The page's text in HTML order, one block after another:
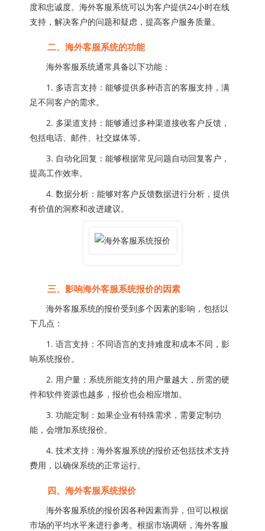
度和忠诚度。海外客服系统可以为客户提供24小时在线
支持，解决客户的问题和疑虑，提高客户服务质量。
二、海外客服系统的功能
海外客服系统通常具备以下功能：
1. 多语言支持：能够提供多种语言的客服支持，满
足不同客户的需求。
2. 多渠道支持：能够通过多种渠道接收客户反馈，
包括电话、邮件、社交媒体等。
3. 自动化回复：能够根据常见问题自动回复客户，
提高工作效率。
4. 数据分析：能够对客户反馈数据进行分析，提供
有价值的洞察和改进建议。
三、影响海外客服系统报价的因素
海外客服系统的报价受到多个因素的影响，包括以
下几点：
1. 语言支持：不同语言的支持难度和成本不同，影
响系统报价。
2. 用户量：系统所能支持的用户量越大，所需的硬
件和软件资源也越多，报价也会相应增加。
3. 功能定制：如果企业有特殊需求，需要定制功
能，会增加系统报价。
4. 技术支持：海外客服系统的报价还包括技术支持
费用，以确保系统的正常运行。
四、海外客服系统报价
海外客服系统的报价因各种因素而异，但可以根据
市场的平均水平来进行参考。根据市场调研，海外客服